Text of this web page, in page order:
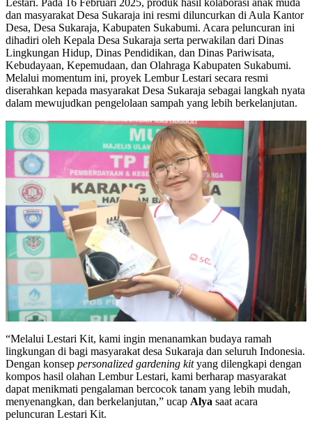
dan masyarakat Desa Sukaraja ini resmi diluncurkan di Aula Kantor
Desa, Desa Sukaraja, Kabupaten Sukabumi. Acara peluncuran ini
dihadiri oleh Kepala Desa Sukaraja serta perwakilan dari Dinas
Lingkungan Hidup, Dinas Pendidikan, dan Dinas Pariwisata,
Kebudayaan, Kepemudaan, dan Olahraga Kabupaten Sukabumi.
Melalui momentum ini, proyek Lembur Lestari secara resmi
diserahkan kepada masyarakat Desa Sukaraja sebagai langkah nyata
dalam mewujudkan pengelolaan sampah yang lebih berkelanjutan.
“Melalui Lestari Kit, kami ingin menanamkan budaya ramah
lingkungan di bagi masyarakat desa Sukaraja dan seluruh Indonesia.
Dengan konsep personalized gardening kityang dilengkapi dengan
kompos hasil olahan Lembur Lestari, kami berharap masyarakat
dapat menikmati pengalaman bercocok tanam yang lebih mudah,
menyenangkan, dan berkelanjutan,” ucap Alya saat acara
peluncuran Lestari Kit.